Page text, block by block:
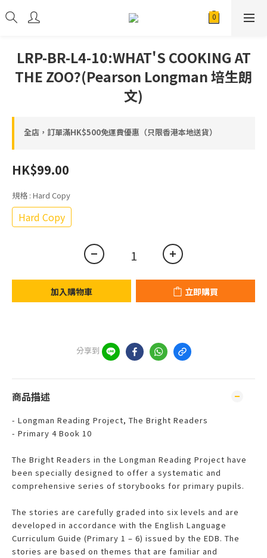
LRP-BR-L4-10:WHAT'S COOKING AT
THE ZOO?(Pearson Longman 培生朗
文)
全店，訂單滿HK$500免運費優惠（只限香港本地送貨）
HK$99.00
規格 : Hard Copy
Hard Copy
加入購物車 立即購買
分享到
商品描述
- Longman Reading Project, The Bright Readers
- Primary 4 Book 10
The Bright Readers in the Longman Reading Project have
been specially designed to offer a systematic and
comprehensive series of storybooks for primary pupils.
The stories are carefully graded into six levels and are
developed in accordance with the English Language
Curriculum Guide (Primary 1 – 6) issued by the EDB. The
stories are based on themes that are familiar and